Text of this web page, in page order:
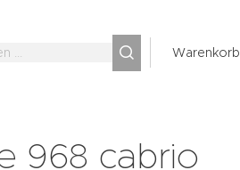
Warenkorb
968 cabrio